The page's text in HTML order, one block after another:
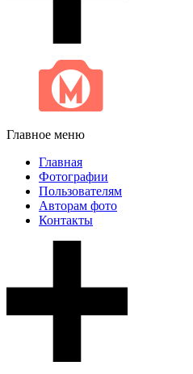
Главное меню
Главная
Фотографии
Пользователям
Авторам фото
Контакты